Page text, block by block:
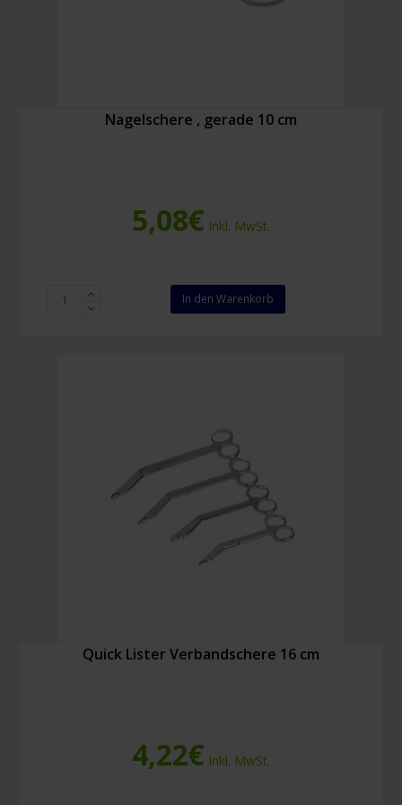
Nagelschere , gerade 10 cm
5,08€ Inkl. MwSt.
Nagelschere
In den Warenkorb
Quick Lister Verbandschere 16 cm
4,22€ Inkl. MwSt.